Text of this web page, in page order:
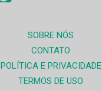
SOBRE NÓS
CONTATO
POLÍTICA E PRIVACIDADE
TERMOS DE USO